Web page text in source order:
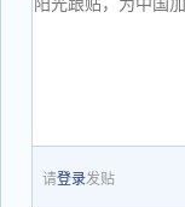
请登录发贴